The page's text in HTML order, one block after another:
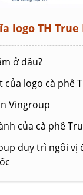
logo TH
ở đâu?
của logo cà phê
Vingroup
của cà phê
duy trì ngôi vị